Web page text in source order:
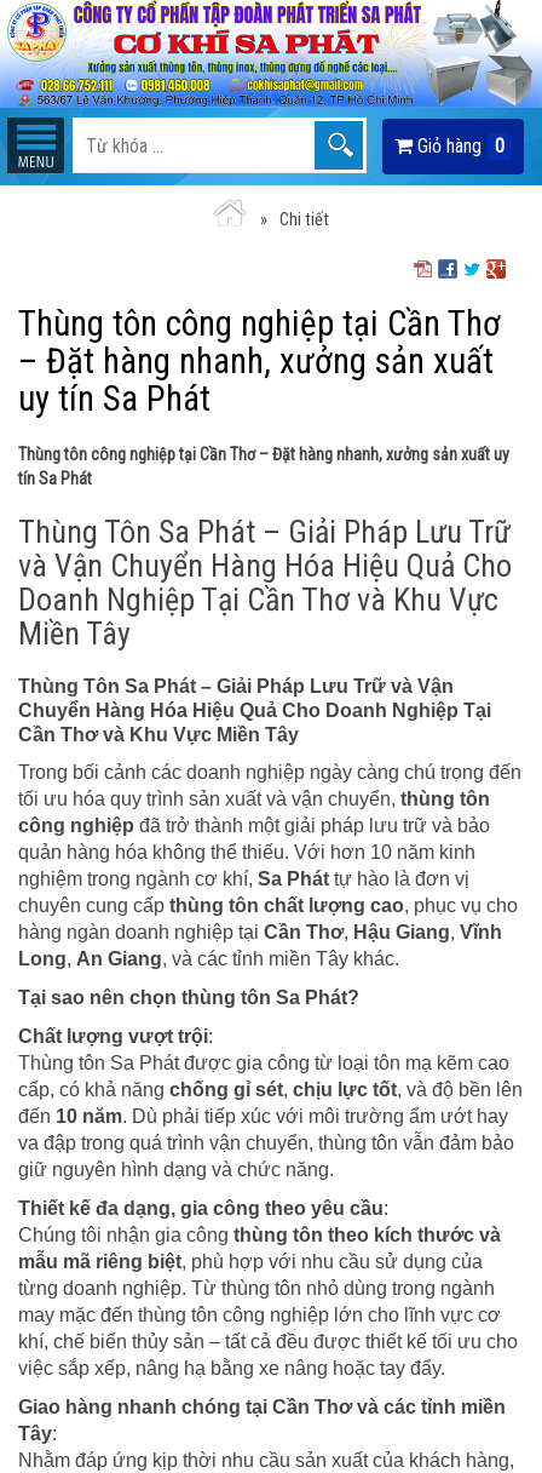
Giỏ hàng 0
Chi tiết
Thùng tôn công nghiệp tại Cần Thơ
– Đặt hàng nhanh, xưởng sản xuất
uy tín Sa Phát
Thùng tôn công nghiệp tại Cần Thơ – Đặt hàng nhanh, xưởng sản xuất uy
tín Sa Phát
Thùng Tôn Sa Phát – Giải Pháp Lưu Trữ
và Vận Chuyển Hàng Hóa Hiệu Quả Cho
Doanh Nghiệp Tại Cần Thơ và Khu Vực
Miền Tây
Thùng Tôn Sa Phát – Giải Pháp Lưu Trữ và Vận
Chuyển Hàng Hóa Hiệu Quả Cho Doanh Nghiệp Tại
Cần Thơ và Khu Vực Miền Tây
Trong bối cảnh các doanh nghiệp ngày càng chú trọng đến
tối ưu hóa quy trình sản xuất và vận chuyển, thùng tôn
công nghiệp đã trở thành một giải pháp lưu trữ và bảo
quản hàng hóa không thể thiếu. Với hơn 10 năm kinh
nghiệm trong ngành cơ khí, Sa Phát tự hào là đơn vị
chuyên cung cấp thùng tôn chất lượng cao, phục vụ cho
hàng ngàn doanh nghiệp tại Cần Thơ, Hậu Giang, Vĩnh
Long, An Giang, và các tỉnh miền Tây khác.
Tại sao nên chọn thùng tôn Sa Phát?
Chất lượng vượt trội:
Thùng tôn Sa Phát được gia công từ loại tôn mạ kẽm cao
cấp, có khả năng chống gỉ sét, chịu lực tốt, và độ bền lên
đến 10 năm. Dù phải tiếp xúc với môi trường ẩm ướt hay
va đập trong quá trình vận chuyển, thùng tôn vẫn đảm bảo
giữ nguyên hình dạng và chức năng.
Thiết kế đa dạng, gia công theo yêu cầu:
Chúng tôi nhận gia công thùng tôn theo kích thước và
mẫu mã riêng biệt, phù hợp với nhu cầu sử dụng của
từng doanh nghiệp. Từ thùng tôn nhỏ dùng trong ngành
may mặc đến thùng tôn công nghiệp lớn cho lĩnh vực cơ
khí, chế biến thủy sản – tất cả đều được thiết kế tối ưu cho
việc sắp xếp, nâng hạ bằng xe nâng hoặc tay đẩy.
Giao hàng nhanh chóng tại Cần Thơ và các tỉnh miền
Tây:
Nhằm đáp ứng kịp thời nhu cầu sản xuất của khách hàng,